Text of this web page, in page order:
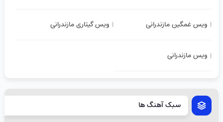
ویس غمگین مازندرانی ویس گیتاری مازندرانی
ویس مازندرانی
سبک آهنگ ها